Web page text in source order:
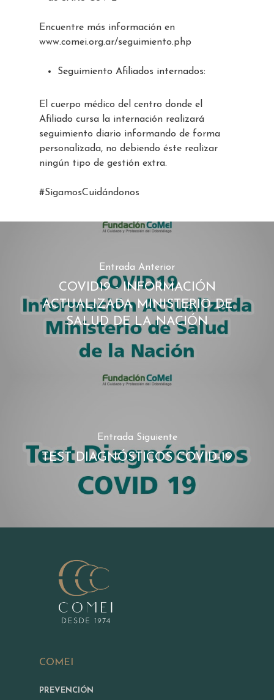
Encuentre más información en
www.comei.org.ar/seguimiento.php
Seguimiento Afiliados internados:
El cuerpo médico del centro donde el
Afiliado cursa la internación realizará
seguimiento diario informando de forma
personalizada, no debiendo éste realizar
ningún tipo de gestión extra.
#SigamosCuidándonos
Entrada Anterior
COVID19 - INFORMACIÓN
ACTUALIZADA MINISTERIO DE
SALUD DE LA NACIÓN
Entrada Siguiente
TEST DIAGNÓSTICOS COVID-19
COMEI
PREVENCIÓN